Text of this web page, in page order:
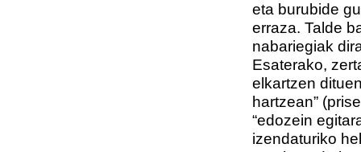
eta burubide
erraza. Talde
nabariegiak
Esaterako,
elkartzen
hartzean”
“edozein
izendaturiko